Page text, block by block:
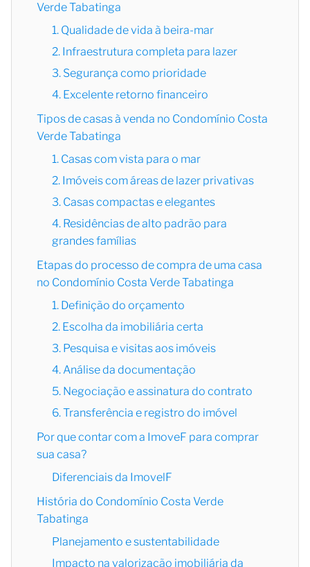
Verde Tabatinga
1. Qualidade de vida à beira-mar
2. Infraestrutura completa para lazer
3. Segurança como prioridade
4. Excelente retorno financeiro
Tipos de casas à venda no Condomínio Costa
Verde Tabatinga
1. Casas com vista para o mar
2. Imóveis com áreas de lazer privativas
3. Casas compactas e elegantes
4. Residências de alto padrão para
grandes famílias
Etapas do processo de compra de uma casa
no Condomínio Costa Verde Tabatinga
1. Definição do orçamento
2. Escolha da imobiliária certa
3. Pesquisa e visitas aos imóveis
4. Análise da documentação
5. Negociação e assinatura do contrato
6. Transferência e registro do imóvel
Por que contar com a ImoveF para comprar
sua casa?
Diferenciais da ImovelF
História do Condomínio Costa Verde
Tabatinga
Planejamento e sustentabilidade
Impacto na valorização imobiliária da